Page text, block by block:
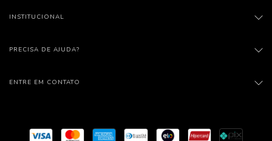
INSTITUCIONAL
PRECISA DE AJUDA?
ENTRE EM CONTATO